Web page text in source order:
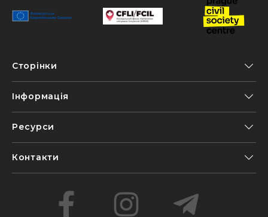
Сторінки
Інформація
Ресурси
Контакти